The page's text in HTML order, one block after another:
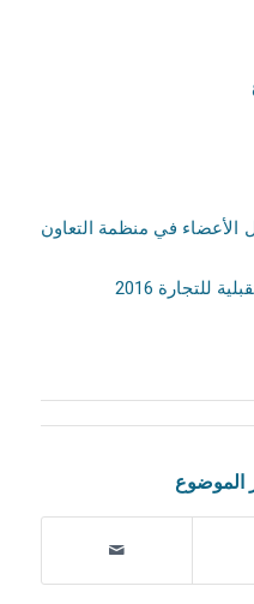
الأعضاء في منظمة التعاون
للتجارة 2016